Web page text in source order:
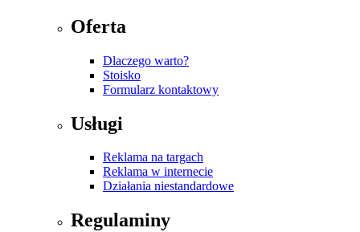
Oferta
Dlaczego warto?
Stoisko
Formularz kontaktowy
Usługi
Reklama na targach
Reklama w internecie
Działania niestandardowe
Regulaminy